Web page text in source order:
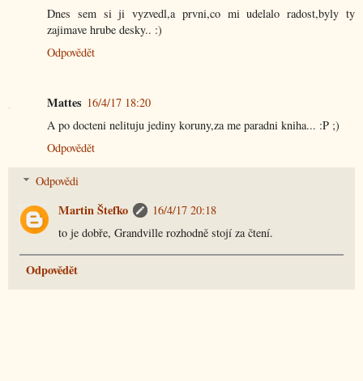
Dnes sem si ji vyzvedl,a prvni,co mi udelalo radost,byly ty
zajimave hrube desky.. :)
Odpovědět
Mattes 16/4/17 18:20
A po docteni nelituju jediny koruny,za me paradni kniha... :P ;)
Odpovědět
Odpovědi
Martin Štefko
16/4/17 20:18
to je dobře, Grandville rozhodně stojí za čtení.
Odpovědět